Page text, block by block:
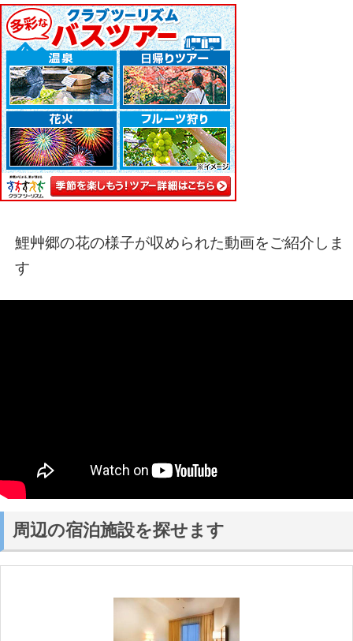
鯉艸郷の花の様子が収められた動画をご紹介しま
す
周辺の宿泊施設を探せます